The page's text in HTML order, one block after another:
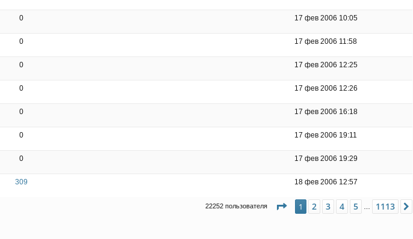
0 17 фев 2006 10:05
0 17 фев 2006 11:58
0 17 фев 2006 12:25
0 17 фев 2006 12:26
0 17 фев 2006 16:18
0 17 фев 2006 19:11
0 17 фев 2006 19:29
309 18 фев 2006 12:57
22252 пользователя Страница из 1113
1 2 3 4 5 1113